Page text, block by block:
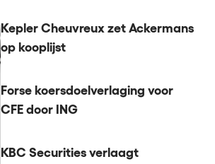
Kepler Cheuvreux zet Ackermans
op kooplijst
Forse koersdoelverlaging voor
CFE door ING
KBC Securities verlaagt